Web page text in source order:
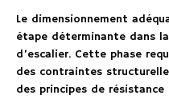
Le dimensionnement
étape déterminante dans
d’escalier. Cette phase
des contraintes
des principes de résistance